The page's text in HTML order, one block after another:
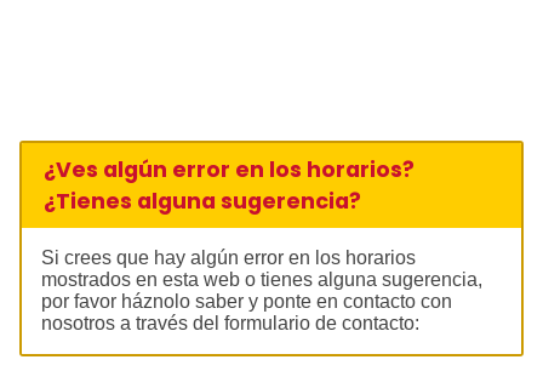
¿Ves algún error en los horarios?
¿Tienes alguna sugerencia?
Si crees que hay algún error en los horarios
mostrados en esta web o tienes alguna sugerencia,
por favor háznolo saber y ponte en contacto con
nosotros a través del formulario de contacto: